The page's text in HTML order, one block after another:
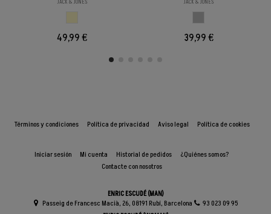
JACK & JONES
49,99 €
JACK & JONES
39,99 €
Términos y condiciones Política de privacidad Aviso legal Política de cookies
Iniciar sesión Mi cuenta Historial de pedidos
¿Quiénes somos?
Contacte con nosotros
ENRIC ESCUDÉ (MAN)
Passeig de Francesc Macià, 26, 08191 Rubí, Barcelona
93 023 09 95